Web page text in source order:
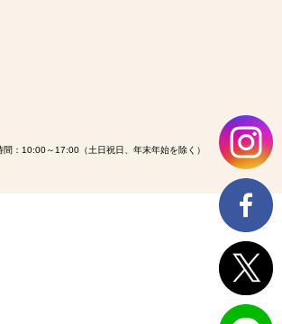
：10:00～17:00（土日祝日、年末年始を除く）